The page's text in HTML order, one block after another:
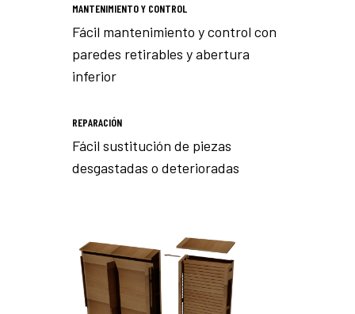
MANTENIMIENTO Y CONTROL
Fácil mantenimiento y control con
paredes retirables y abertura
inferior
REPARACIÓN
Fácil sustitución de piezas
desgastadas o deterioradas